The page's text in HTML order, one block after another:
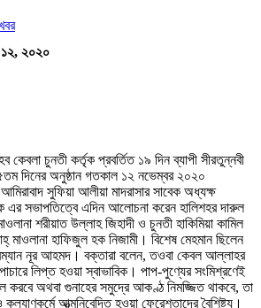
১২, ২০২০
কেবলা চুনতী কর্তৃক প্রবর্তিত ১৯ দিন ব্যাপী সীরতুন্নবী
দিনের অনুষ্ঠান গতকাল ১২ নভেম্বর ২০২০
সুফিয়া আলীয়া মাদরাসার সাবেক অধ্যক্ষ
সভাপতিত্বে এদিন আলোচনা করেন হালিশহর দারুল
শরীয়াত উল্লাহ জিহাদী ও চুনতী হাকিমিয়া কামিল
মাওলানা হাফিজুল হক নিজামী। বিশেষ মেহমান ছিলেন
নূর আহমদ। বক্তারা বলেন, তওবা কেবল আল্লাহর
লিপ্ত হওয়া স্বাভাবিক। পাপ-পুণ্যের সংমিশ্রণেই
অথবা গুনাহের সমুদ্রে আকণ্ঠ নিমজ্জিত থাকবে, তা
আত্মনিবেদিত হওয়া ফেরেশতাদের বৈশিষ্ট্য।